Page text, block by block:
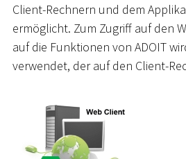
Client-Rechnern und dem
ermöglicht. Zum Zugriff auf den
auf die Funktionen von ADOIT
verwendet, der auf den Client-